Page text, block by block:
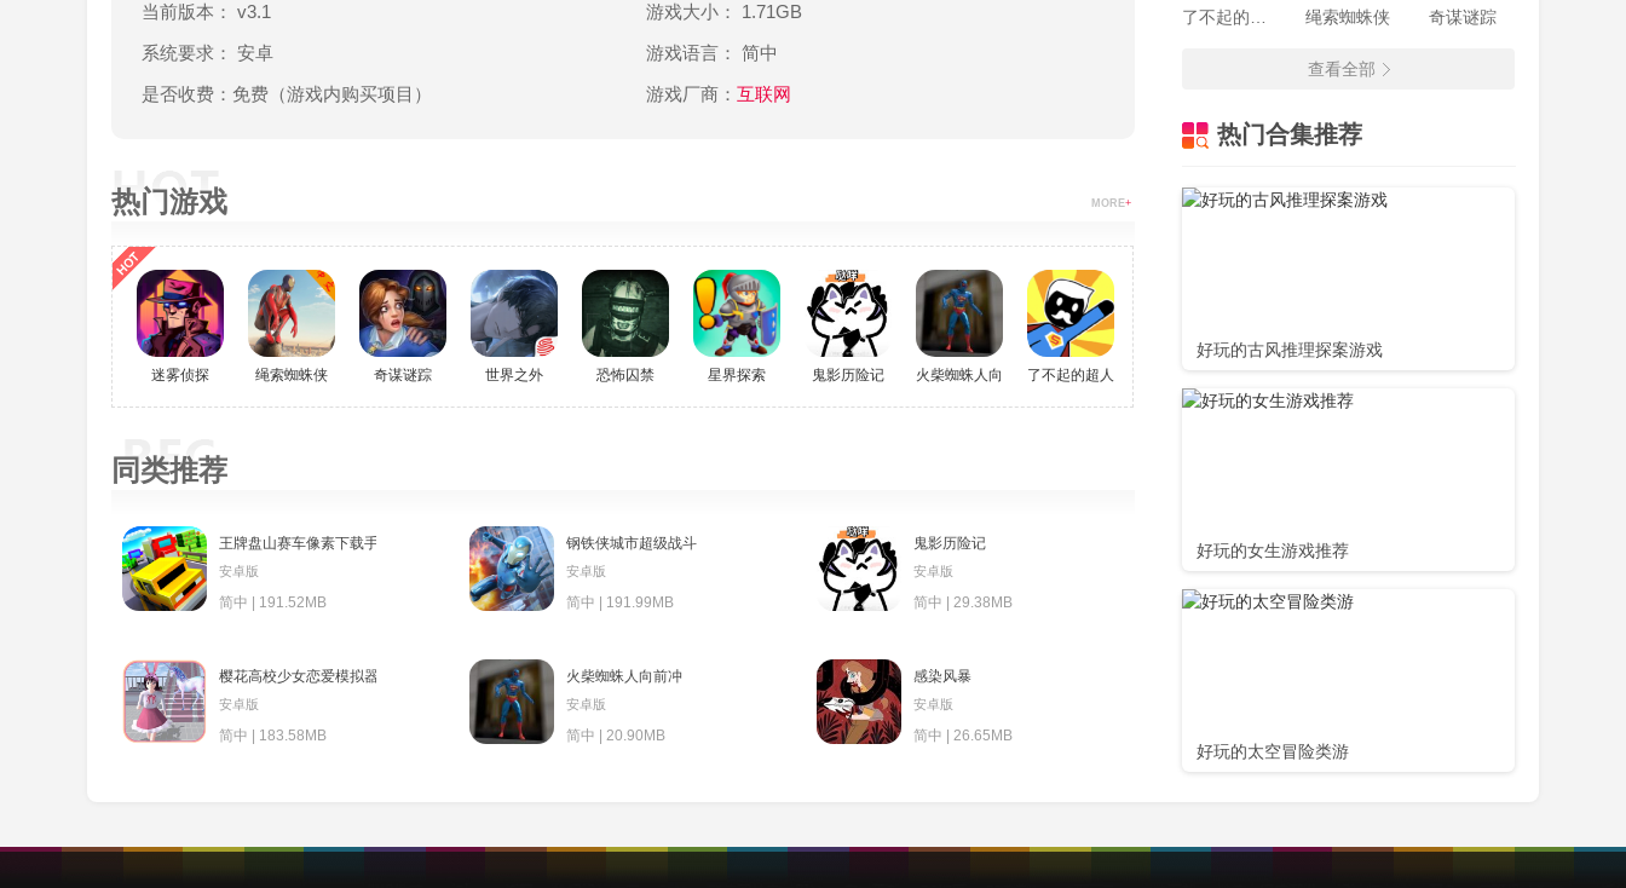
当前版本： v3.1
游戏大小： 1.71GB
系统要求： 安卓
游戏语言： 简中
是否收费：免费（游戏内购买项目）
游戏厂商： 互联网
热门游戏 MORE+
迷雾侦探 绳索蜘蛛侠 奇谋谜踪 世界之外 恐怖囚禁 星界探索 鬼影历险记 火柴蜘蛛人向前冲了不起的超人老爸
同类推荐
王牌盘山赛车像素下载手机版
安卓版
简中 | 191.52MB
钢铁侠城市超级战斗
安卓版
简中 | 191.99MB
鬼影历险记
安卓版
简中 | 29.38MB
樱花高校少女恋爱模拟器
安卓版
简中 | 183.58MB
火柴蜘蛛人向前冲
安卓版
简中 | 20.90MB
感染风暴
安卓版
简中 | 26.65MB
绳索蜘蛛侠 奇谋谜踪
查看全部
热门合集推荐
好玩的古风推理探案游戏
好玩的女生游戏推荐
好玩的太空冒险类游